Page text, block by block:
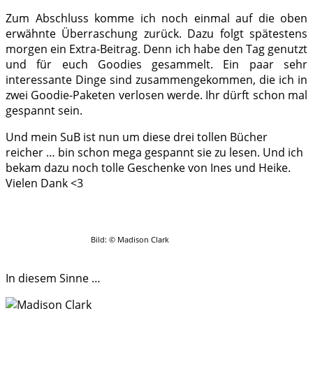
Zum Abschluss komme ich noch einmal auf die oben
erwähnte Überraschung zurück. Dazu folgt spätestens
morgen ein Extra-Beitrag. Denn ich habe den Tag genutzt
und für euch Goodies gesammelt. Ein paar sehr
interessante Dinge sind zusammengekommen, die ich in
zwei Goodie-Paketen verlosen werde. Ihr dürft schon mal
gespannt sein.
Und mein SuB ist nun um diese drei tollen Bücher
reicher … bin schon mega gespannt sie zu lesen. Und ich
bekam dazu noch tolle Geschenke von Ines und Heike.
Vielen Dank <3
Bild: © Madison Clark
In diesem Sinne …